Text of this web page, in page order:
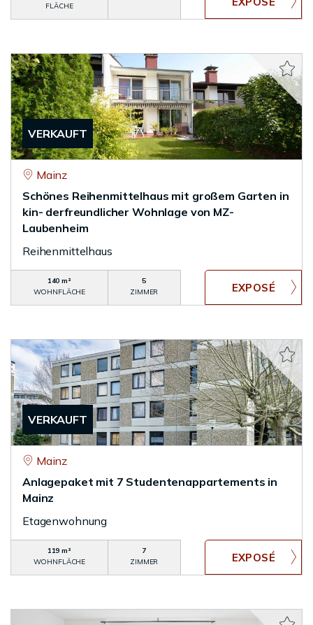
FLÄCHE
VERKAUFT
Mainz
Schönes Reihenmittelhaus mit großem Garten in
kin- derfreundlicher Wohnlage von MZ-
Laubenheim
Reihenmittelhaus
140 m²
WOHNFLÄCHE
5
ZIMMER
VERKAUFT
Mainz
Anlagepaket mit 7 Studentenappartements in
Mainz
Etagenwohnung
119 m²
WOHNFLÄCHE
7
ZIMMER